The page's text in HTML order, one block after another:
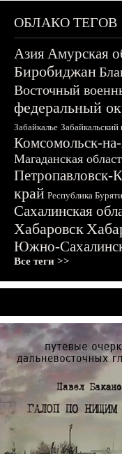
ОБЛАКО ТЕГОВ
АзияАмурская
Биробиджан
Восточный
федеральный
Забайкалье Забайкальский
Комсомольск-
Магаданская
Петропавловск-
край Республика
Сахалинская
Хабаровск
Южно-
Все теги >>